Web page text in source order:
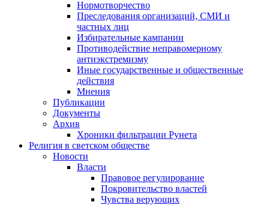
Нормотворчество
Преследования организаций, СМИ и
частных лиц
Избирательные кампании
Противодействие неправомерному
антиэкстремизму
Иные государственные и общественные
действия
Мнения
Публикации
Документы
Архив
Хроники фильтрации Рунета
Религия в светском обществе
Новости
Власти
Правовое регулирование
Покровительство властей
Чувства верующих